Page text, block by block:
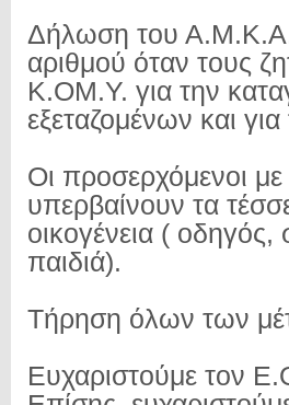
Δήλωση του Α.Μ.Κ.Α.
αριθμού όταν τους
Κ.ΟΜ.Υ. για την
εξεταζομένων και
Οι προσερχόμενοι
υπερβαίνουν τα
οικογένεια (
παιδιά).
Τήρηση όλων των
Ευχαριστούμε τον